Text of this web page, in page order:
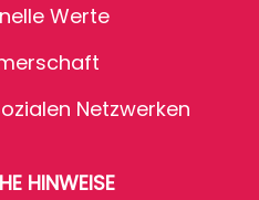
Werte
Netzwerken
HINWEISE